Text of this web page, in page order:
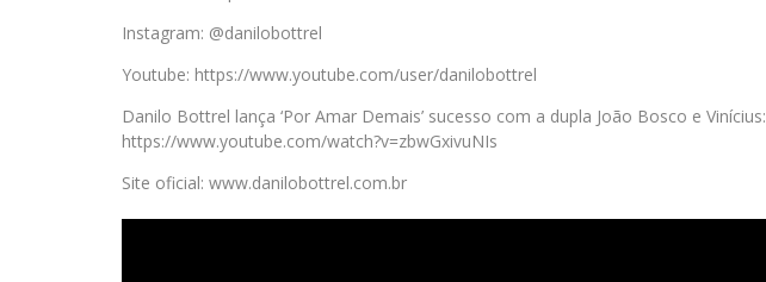
Instagram: @danilobottrel
Youtube: https://www.youtube.com/user/danilobottrel
Danilo Bottrel lança ‘Por Amar Demais’ sucesso com a dupla João Bosco e Vinícius:
https://www.youtube.com/watch?v=zbwGxivuNIs
Site oficial: www.danilobottrel.com.br